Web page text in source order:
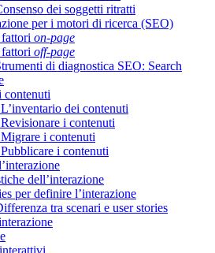
dei soggetti ritratti
per i motori di ricerca (SEO)
on-page
off-page
di diagnostica SEO: Search
contenuti
dei contenuti
i contenuti
i contenuti
i contenuti
dell’interazione
per definire l’interazione
tra scenari e user stories